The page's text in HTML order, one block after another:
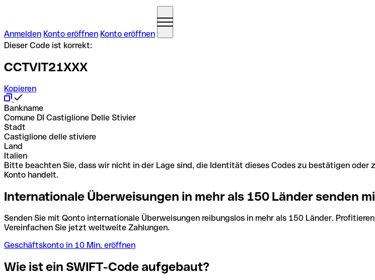
Anmelden Konto eröffnen Konto eröffnen
Dieser Code ist korrekt:
CCTVIT21XXX
Kopieren
Bankname
Comune DI Castiglione Delle Stivier
Stadt
Castiglione delle stiviere
Land
Italien
Bitte beachten Sie, dass wir nicht in der Lage sind, die Identität dieses Codes zu bestätigen oder
Konto handelt.
Internationale Überweisungen in mehr als 150 Länder senden
Senden Sie mit Qonto internationale Überweisungen reibungslos in mehr als 150 Länder.
Vereinfachen Sie jetzt weltweite Zahlungen.
Geschäftskonto in 10 Min. eröffnen
Wie ist ein SWIFT-Code aufgebaut?